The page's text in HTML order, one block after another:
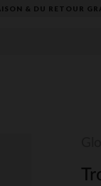
& DU RETOUR